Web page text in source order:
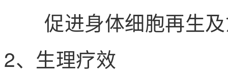
促进身体细胞再生及
2、生理疗效